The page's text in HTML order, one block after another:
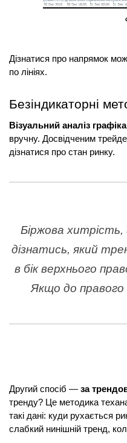
Дізнатися про напрямок
по лініях.
Безіндикаторні
Візуальний аналіз графіка
вручну. Досвідченим
дізнатися про стан ринку.
Біржова
дізнатись, який
в бік верхнього
Якщо до
Другий спосіб — за
тренду? Це методика
такі дані: куди рухається
слабкий нинішній тренд,